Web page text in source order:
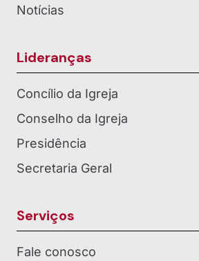
Notícias
Lideranças
Concílio da Igreja
Conselho da Igreja
Presidência
Secretaria Geral
Serviços
Fale conosco